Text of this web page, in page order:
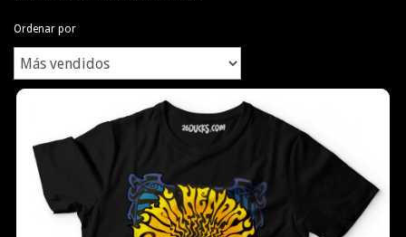
Ordenar por